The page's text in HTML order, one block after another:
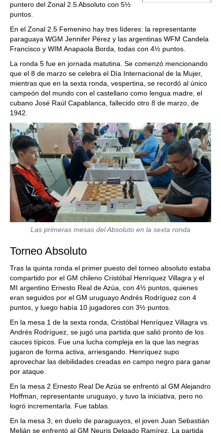
puntero del Zonal 2.5 Absoluto con 5½
puntos.
En el Zonal 2.5 Femenino hay tres líderes: la representante
paraguaya WGM Jennifer Pérez y las argentinas WFM Candela
Francisco y WIM Anapaola Borda, todas con 4½ puntos.
La ronda 5 fue en jornada matutina. Se comenzó mencionando
que el 8 de marzo se celebra el Día Internacional de la Mujer,
mientras que en la sexta ronda, vespertina, se recordó al único
campeón del mundo con el castellano como lengua madre, el
cubano José Raúl Capablanca, fallecido otro 8 de marzo, de
1942.
Las primeras mesas del Absoluto en la sexta ronda
Torneo Absoluto
Tras la quinta ronda el primer puesto del torneo absoluto estaba
compartido por el GM chileno Cristóbal Henríquez Villagra y el
MI argentino Ernesto Real de Azúa, con 4½ puntos, quienes
eran seguidos por el GM uruguayo Andrés Rodríguez con 4
puntos, y luego había 10 jugadores con 3½ puntos.
En la mesa 1 de la sexta ronda, Cristóbal Henríquez Villagra vs.
Andrés Rodríguez, se jugó una partida que salió pronto de los
cauces típicos. Fue una lucha compleja en la que las negras
jugaron de forma activa, arriesgando. Henríquez supo
aprovechar las debilidades creadas en campo negro para ganar
por ataque.
En la mesa 2 Ernesto Real De Azúa se enfrentó al GM Alejandro
Hoffman, representante uruguayo, y tuvo la iniciativa, pero no
logró incrementarla. Fue tablas.
En la mesa 3, en duelo de paraguayos, el joven Juan Sebastián
Melián se enfrentó al GM Neuris Delgado Ramírez. La partida